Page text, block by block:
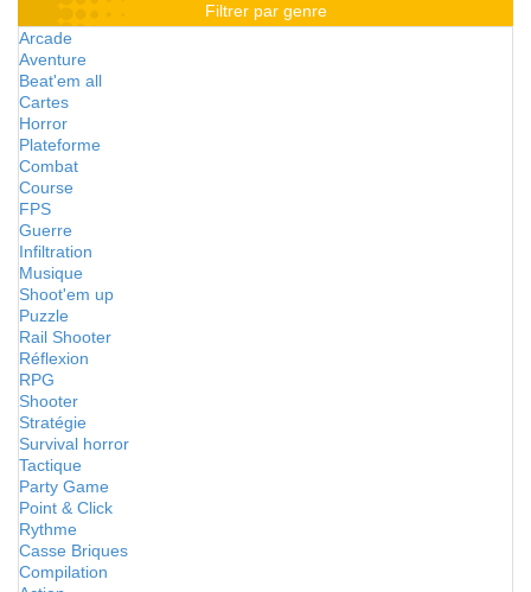
Filtrer par genre
Arcade
Aventure
Beat'em all
Cartes
Horror
Plateforme
Combat
Course
FPS
Guerre
Infiltration
Musique
Shoot'em up
Puzzle
Rail Shooter
Réflexion
RPG
Shooter
Stratégie
Survival horror
Tactique
Party Game
Point & Click
Rythme
Casse Briques
Compilation